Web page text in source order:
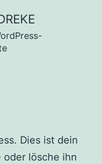
Dies ist dein
oder lösche ihn